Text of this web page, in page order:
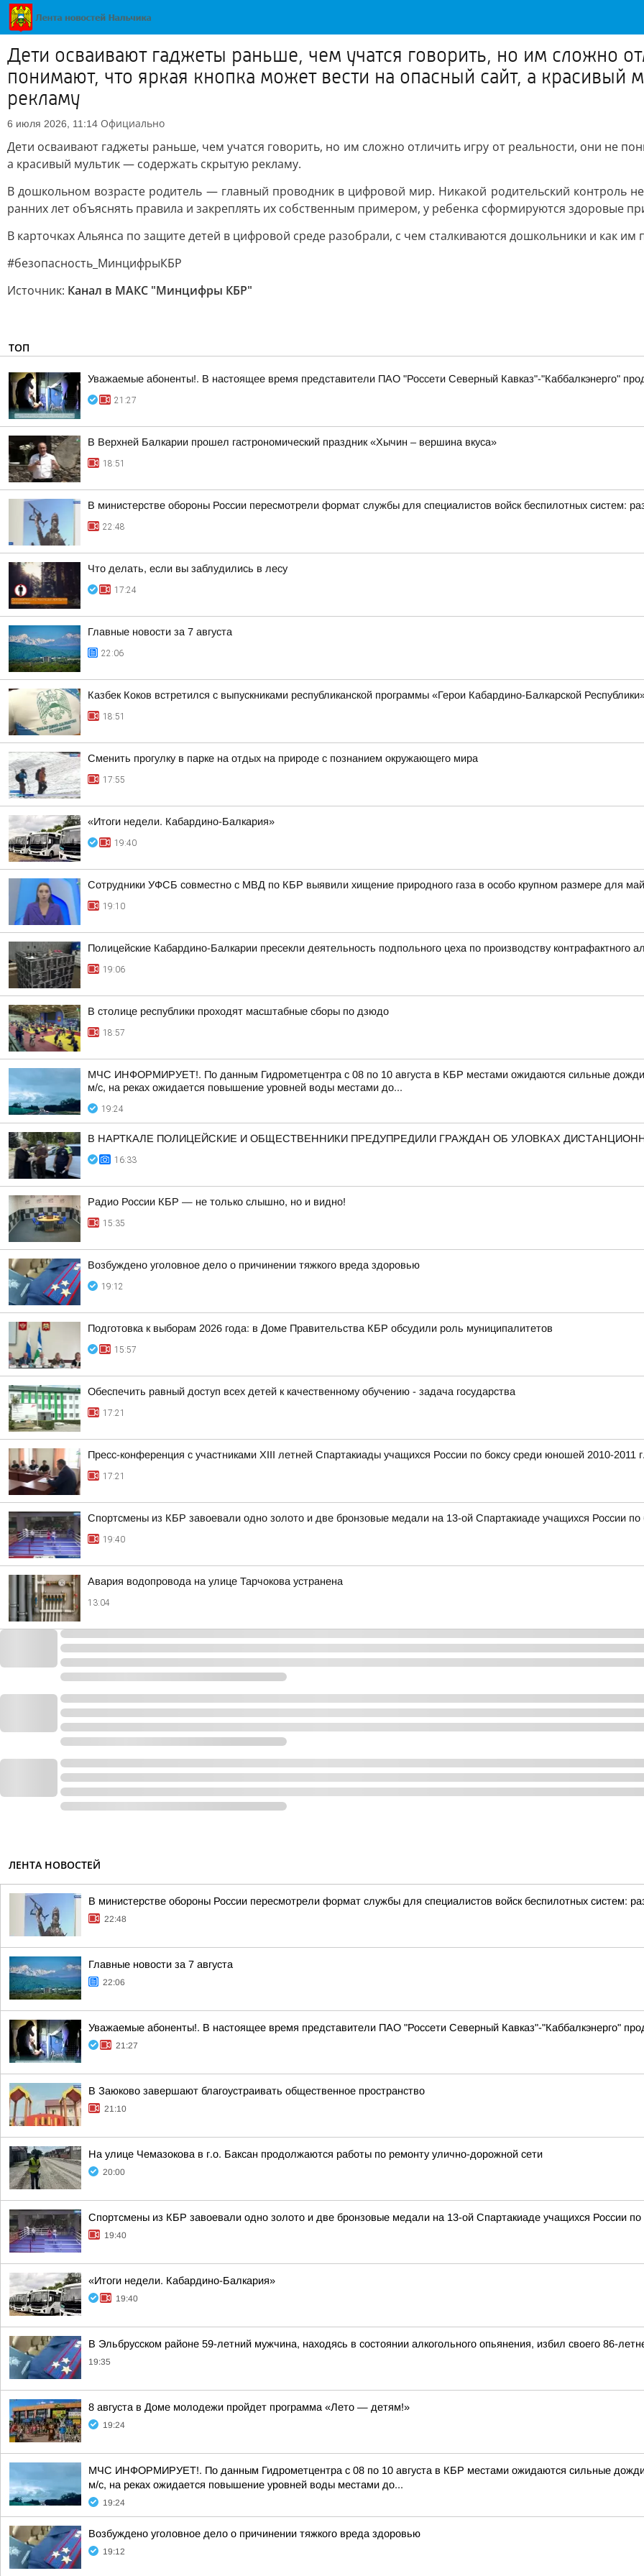
Дети осваивают гаджеты раньше, чем учатся говорить, но им сложно
понимают, что яркая кнопка может вести на опасный сайт, а
рекламу
6 июля 2026, 11:14 Официально
Дети осваивают гаджеты раньше, чем учатся говорить, но им сложно отличить игру от реальности, они не
а красивый мультик — содержать скрытую рекламу.
В дошкольном возрасте родитель — главный проводник в цифровой мир. Никакой родительский контроль
ранних лет объяснять правила и закреплять их собственным примером, у ребенка сформируются здоровые
В карточках Альянса по защите детей в цифровой среде разобрали, с чем сталкиваются дошкольники и как им
#безопасность_МинцифрыКБР
Источник: Канал в МАКС "Минцифры КБР"
ТОП
Уважаемые абоненты!. В настоящее время представители ПАО "Россети Северный Кавказ"-"Каббалкэнерго"
21:27
В Верхней Балкарии прошел гастрономический праздник «Хычин – вершина вкуса»
18:51
В министерстве обороны России пересмотрели формат службы для специалистов войск беспилотных систем:
22:48
Что делать, если вы заблудились в лесу
17:24
Главные новости за 7 августа
22:06
Казбек Коков встретился с выпускниками республиканской программы «Герои Кабардино-Балкарской
18:51
Сменить прогулку в парке на отдых на природе с познанием окружающего мира
17:55
«Итоги недели. Кабардино-Балкария»
19:40
Сотрудники УФСБ совместно с МВД по КБР выявили хищение природного газа в особо крупном размере для
19:10
Полицейские Кабардино-Балкарии пресекли деятельность подпольного цеха по производству контрафактного
19:06
В столице республики проходят масштабные сборы по дзюдо
18:57
МЧС ИНФОРМИРУЕТ!. По данным Гидрометцентра с 08 по 10 августа в КБР местами ожидаются сильные дожди,
м/с, на реках ожидается повышение уровней воды местами до...
19:24
В НАРТКАЛЕ ПОЛИЦЕЙСКИЕ И ОБЩЕСТВЕННИКИ ПРЕДУПРЕДИЛИ ГРАЖДАН ОБ УЛОВКАХ
16:33
Радио России КБР — не только слышно, но и видно!
15:35
Возбуждено уголовное дело о причинении тяжкого вреда здоровью
19:12
Подготовка к выборам 2026 года: в Доме Правительства КБР обсудили роль муниципалитетов
15:57
Обеспечить равный доступ всех детей к качественному обучению - задача государства
17:21
Пресс-конференция с участниками XIII летней Спартакиады учащихся России по боксу среди юношей 2010-2011
17:21
Спортсмены из КБР завоевали одно золото и две бронзовые медали на 13-ой Спартакиаде учащихся России по
19:40
Авария водопровода на улице Тарчокова устранена
13:04
ЛЕНТА НОВОСТЕЙ
В министерстве обороны России пересмотрели формат службы для специалистов войск беспилотных систем:
22:48
Главные новости за 7 августа
22:06
Уважаемые абоненты!. В настоящее время представители ПАО "Россети Северный Кавказ"-"Каббалкэнерго"
21:27
В Заюково завершают благоустраивать общественное пространство
21:10
На улице Чемазокова в г.о. Баксан продолжаются работы по ремонту улично-дорожной сети
20:00
Спортсмены из КБР завоевали одно золото и две бронзовые медали на 13-ой Спартакиаде учащихся России по
19:40
«Итоги недели. Кабардино-Балкария»
19:40
В Эльбрусском районе 59-летний мужчина, находясь в состоянии алкогольного опьянения, избил своего 86-
19:35
8 августа в Доме молодежи пройдет программа «Лето — детям!»
19:24
МЧС ИНФОРМИРУЕТ!. По данным Гидрометцентра с 08 по 10 августа в КБР местами ожидаются сильные
м/с, на реках ожидается повышение уровней воды местами до...
19:24
Возбуждено уголовное дело о причинении тяжкого вреда здоровью
19:12